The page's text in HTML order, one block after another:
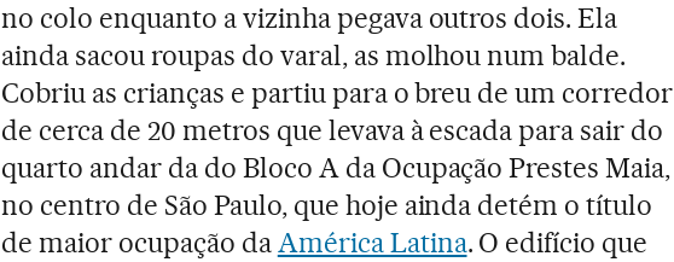
no colo enquanto a vizinha pegava outros dois. Ela
ainda sacou roupas do varal, as molhou num balde.
Cobriu as crianças e partiu para o breu de um corredor
de cerca de 20 metros que levava à escada para sair do
quarto andar da do Bloco A da Ocupação Prestes Maia,
no centro de São Paulo, que hoje ainda detém o título
de maior ocupação daAmérica Latina. O edifício que